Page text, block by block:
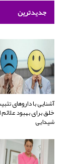
جدیدترین
آشنایی با داروهای
خلق برای بهبود
شیدایی